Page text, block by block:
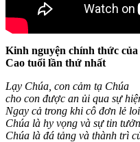
Kinh nguyện chính thức
Cao tuổi lần thứ nhất
Lạy Chúa, con cảm tạ Chúa
cho con được an ủi qua sự
Ngay cả trong khi cô đơn lẻ loi,
Chúa là hy vọng và sự tin
Chúa là đá tảng và thành trì